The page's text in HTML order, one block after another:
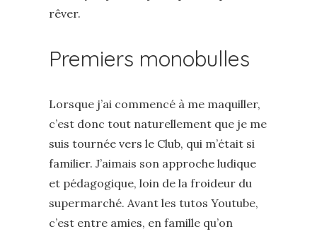
rêver.
Premiers monobulles
Lorsque j’ai commencé à me maquiller,
c’est donc tout naturellement que je me
suis tournée vers le Club, qui m’était si
familier. J’aimais son approche ludique
et pédagogique, loin de la froideur du
supermarché. Avant les tutos Youtube,
c’est entre amies, en famille qu’on